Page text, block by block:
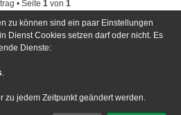
• Seite 1 von 1
Gehe zu
© phpBB Limited
zu können sind ein paar Einstellungen
Dienst Cookies setzen darf oder nicht. Es
Dienste:
.
zu jedem Zeitpunkt geändert werden.